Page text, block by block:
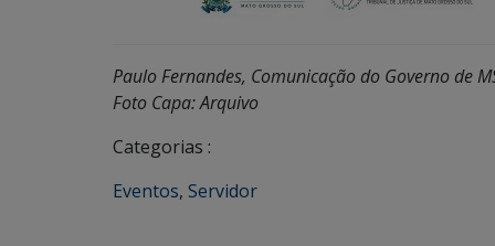
Paulo Fernandes, Comunicação do Governo de
Foto Capa: Arquivo
Categorias :
Eventos, Servidor